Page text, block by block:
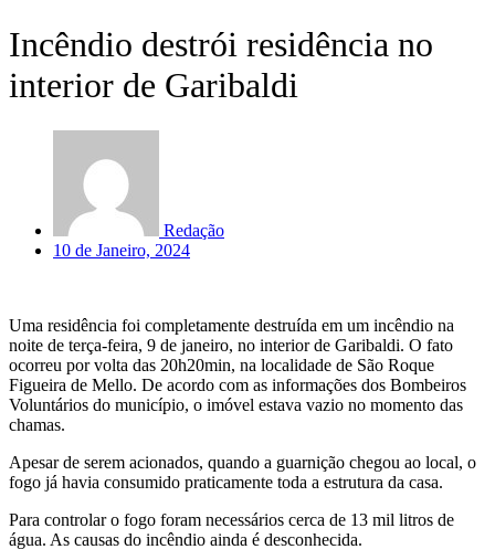
Incêndio destrói residência no
interior de Garibaldi
Redação
10 de Janeiro, 2024
Uma residência foi completamente destruída em um incêndio na
noite de terça-feira, 9 de janeiro, no interior de Garibaldi. O fato
ocorreu por volta das 20h20min, na localidade de São Roque
Figueira de Mello. De acordo com as informações dos Bombeiros
Voluntários do município, o imóvel estava vazio no momento das
chamas.
Apesar de serem acionados, quando a guarnição chegou ao local, o
fogo já havia consumido praticamente toda a estrutura da casa.
Para controlar o fogo foram necessários cerca de 13 mil litros de
água. As causas do incêndio ainda é desconhecida.